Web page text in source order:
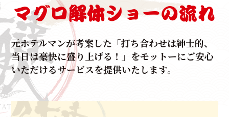
様々なシチュエーションでご利用いただいておりま
す。
いずれも出席者は前年をオーバーするほど、これまで
に
たくさんのお客様の集客とご利用、反響の
お言葉をいただいて参りました。
元ホテルマンによって企画立案されたマグロ解体ショ
マグロ解体ショーの流れ
元ホテルマンが考案した 「打ち合わせは紳士的、
当日は豪快に盛り上げる！」をモットーにご安心
いただけるサービスを提供いたします。